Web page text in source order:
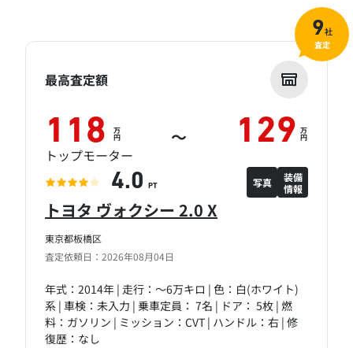
東京都板橋区
査定依頼日：2026年08月04日
トヨタ ヴォクシー 2.0 X
年式：2014年 | 走行：～6万キロ | 色：白(ホワイト)
系 | 車検：未入力 | 乗車定員： 7名 | ドア： 5枚 | 燃
料：ガソリン | ミッション：CVT | ハンドル：右 | 修
復歴：なし
最高査定額
118 万
円 ～ 129 万
円
トップモーター
4.0 PT 写真
装備
情報
9社
査定